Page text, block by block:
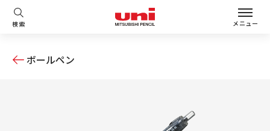
検索 メニュー
ボールペン